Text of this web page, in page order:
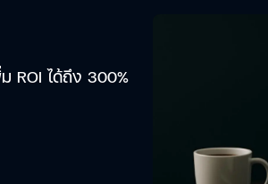
ROI ได้ถึง 300%